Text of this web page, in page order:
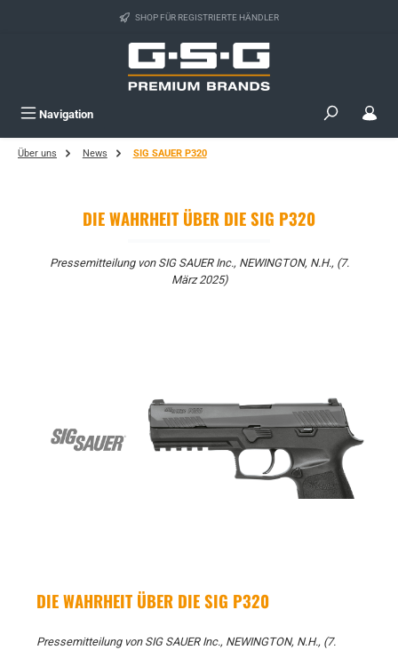
Zum Hauptinhalt springen SHOP FÜR REGISTRIERTE HÄNDLER
Navigation
Über uns News SIG SAUER P320
DIE WAHRHEIT ÜBER DIE SIG P320
Pressemitteilung von SIG SAUER Inc., NEWINGTON, N.H., (7.
März 2025)
DIE WAHRHEIT ÜBER DIE SIG P320
Pressemitteilung von SIG SAUER Inc., NEWINGTON, N.H., (7.